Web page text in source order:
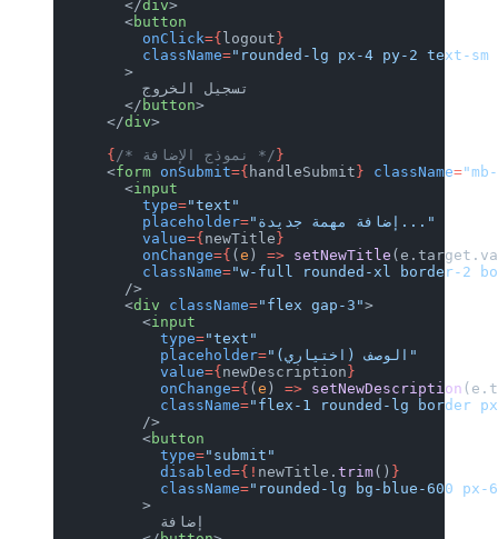
        </
div
        <
button
          onClick
={ logout
          className
= "rounded-lg px-4 py-2 text-
        >
          تسجيل الخروج
        </
button
      </
div
      {
/* نموذج الإضافة */
      <
form onSubmit={handleSubmit className=
        <
input
          type
="text"
          placeholder
=
"إضافة مهمة جديدة..."
          value
={newTitle
          onChange
={ ( e ) => setNewTitle
          className
="w-full rounded-xl border-2
        />
        <
div className= "flex gap-3"
          <
input
            type
="text"
            placeholder
=
            value
={newDescription
            onChange
={ ( e ) => setNewDescription
            className
= "flex-1 rounded-lg border
          />
          <
button
            type
= "submit"
            disabled
={!newTitle. trim ()
            className
= "rounded-lg bg-blue-600
          >
            إضافة